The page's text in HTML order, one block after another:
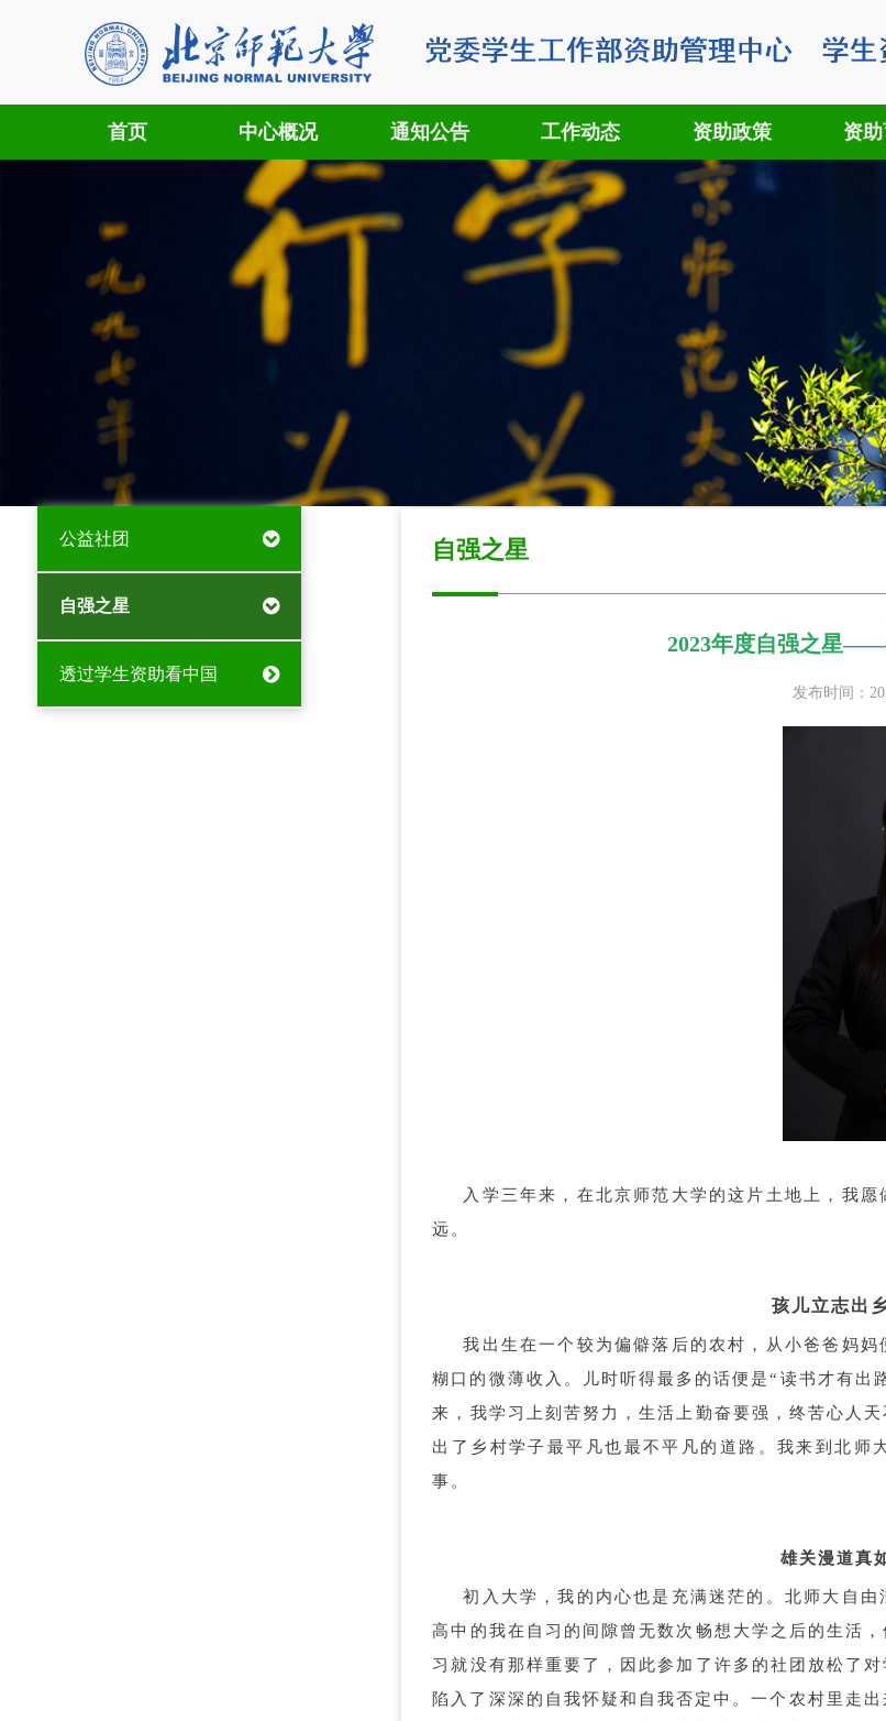
首页 中心概况 通知公告 工作动态 资助政策 资
公益社团
自强之星
透过学生资助看中国
自强之星
2023年度自强之星
发布时间：
入学三年来，在北京师范大学的这片土地上，我
远。
孩儿立志出
我出生在一个较为偏僻落后的农村，从小爸爸妈
糊口的微薄收入。儿时听得最多的话便是“读书才有出
来，我学习上刻苦努力，生活上勤奋要强，终苦心人
出了乡村学子最平凡也最不平凡的道路。我来到北师
事。
雄关漫道真
初入大学，我的内心也是充满迷茫的。北师大自
高中的我在自习的间隙曾无数次畅想大学之后的生活
习就没有那样重要了，因此参加了许多的社团放松了
陷入了深深的自我怀疑和自我否定中。一个农村里走